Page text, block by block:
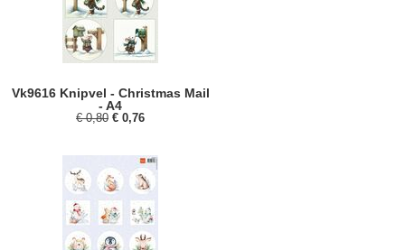
Vk9616 Knipvel - Christmas Mail
- A4
€ 0,80 € 0,76